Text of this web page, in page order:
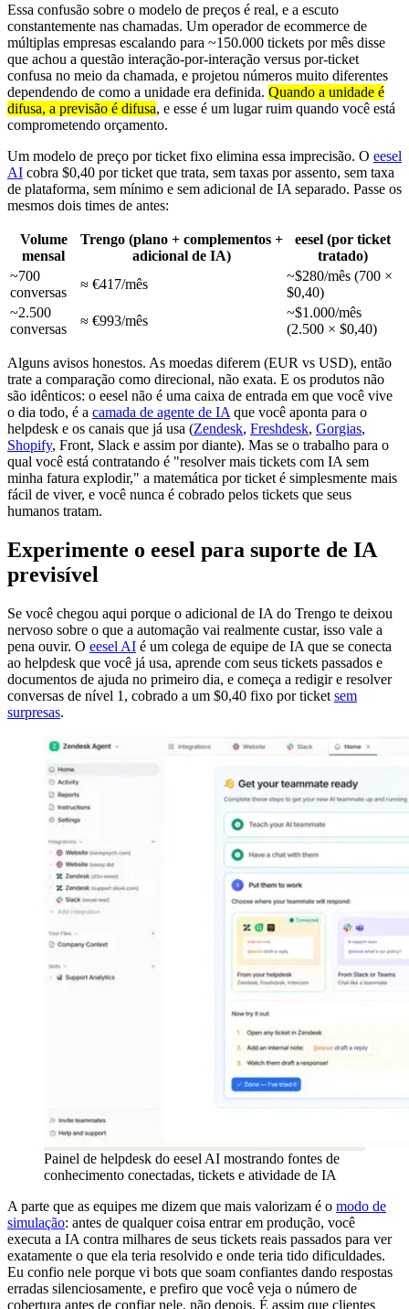
Essa confusão sobre o modelo de preços é real, e a escuto
constantemente nas chamadas. Um operador de ecommerce de
múltiplas empresas escalando para ~150.000 tickets por mês disse
que achou a questão interação-por-interação versus por-ticket
confusa no meio da chamada, e projetou números muito diferentes
dependendo de como a unidade era definida. Quando a unidade é
difusa, a previsão é difusa, e esse é um lugar ruim quando você está
comprometendo orçamento.
Um modelo de preço por ticket fixo elimina essa imprecisão. O eesel
AI cobra $0,40 por ticket que trata, sem taxas por assento, sem taxa
de plataforma, sem mínimo e sem adicional de IA separado. Passe os
mesmos dois times de antes:
Volume
mensal
Trengo (plano + complementos +
adicional de IA)
eesel (por ticket
tratado)
~700
conversas
≈ €417/mês
~$280/mês (700 ×
$0,40)
~2.500
conversas
≈ €993/mês
~$1.000/mês
(2.500 × $0,40)
Alguns avisos honestos. As moedas diferem (EUR vs USD), então
trate a comparação como direcional, não exata. E os produtos não
são idênticos: o eesel não é uma caixa de entrada em que você vive
o dia todo, é a camada de agente de IA que você aponta para o
helpdesk e os canais que já usa (Zendesk, Freshdesk, Gorgias,
Shopify, Front, Slack e assim por diante). Mas se o trabalho para o
qual você está contratando é "resolver mais tickets com IA sem
minha fatura explodir," a matemática por ticket é simplesmente mais
fácil de viver, e você nunca é cobrado pelos tickets que seus
humanos tratam.
Experimente o eesel para suporte de IA
previsível
Se você chegou aqui porque o adicional de IA do Trengo te deixou
nervoso sobre o que a automação vai realmente custar, isso vale a
pena ouvir. O eesel AI é um colega de equipe de IA que se conecta
ao helpdesk que você já usa, aprende com seus tickets passados e
documentos de ajuda no primeiro dia, e começa a redigir e resolver
conversas de nível 1, cobrado a um $0,40 fixo por ticket sem
surpresas.
Painel de helpdesk do eesel AI mostrando fontes de
conhecimento conectadas, tickets e atividade de IA
A parte que as equipes me dizem que mais valorizam é o modo de
simulação: antes de qualquer coisa entrar em produção, você
executa a IA contra milhares de seus tickets reais passados para ver
exatamente o que ela teria resolvido e onde teria tido dificuldades.
Eu confio nele porque vi bots que soam confiantes dando respostas
erradas silenciosamente, e prefiro que você veja o número de
cobertura antes de confiar nele, não depois. É assim que clientes